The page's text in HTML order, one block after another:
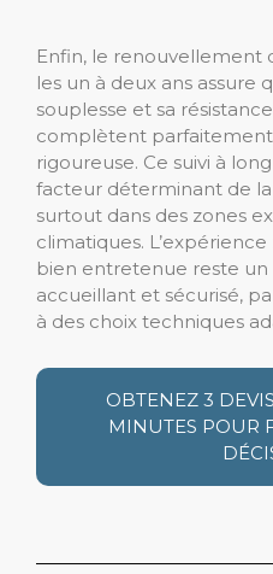
Enfin, le renouvellement
les un à deux ans assure
souplesse et sa
complètent
rigoureuse. Ce suivi à
facteur déterminant de
surtout dans des zones
climatiques.
bien entretenue reste
accueillant et sécurisé,
à des choix techniques
OBTENEZ 3
MINUTES POUR